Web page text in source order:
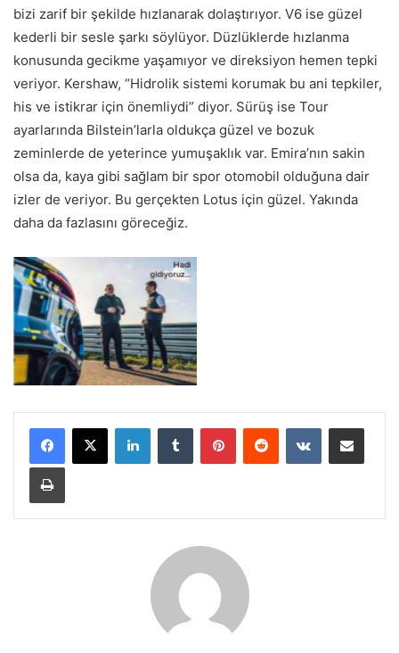
bizi zarif bir şekilde hızlanarak dolaştırıyor. V6 ise güzel
kederli bir sesle şarkı söylüyor. Düzlüklerde hızlanma
konusunda gecikme yaşamıyor ve direksiyon hemen tepki
veriyor. Kershaw, “Hidrolik sistemi korumak bu ani tepkiler,
his ve istikrar için önemliydi” diyor. Sürüş ise Tour
ayarlarında Bilstein’larla oldukça güzel ve bozuk
zeminlerde de yeterince yumuşaklık var. Emira’nın sakin
olsa da, kaya gibi sağlam bir spor otomobil olduğuna dair
izler de veriyor. Bu gerçekten Lotus için güzel. Yakında
daha da fazlasını göreceğiz.
LinkedInTumblr PinterestReddit VKontakteE-Posta ile paylaş
Yazdır